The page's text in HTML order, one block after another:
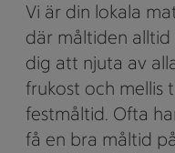
Vi är din lokala
där måltiden alltid
dig att njuta av
frukost och mellis
festmåltid. Ofta
få en bra måltid